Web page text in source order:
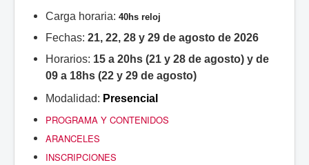
Carga horaria: 40hs reloj
Fechas: 21, 22, 28 y 29 de agosto de 2026
Horarios: 15 a 20hs (21 y 28 de agosto) y de
09 a 18hs (22 y 29 de agosto)
Modalidad: Presencial
PROGRAMA Y CONTENIDOS
ARANCELES
INSCRIPCIONES